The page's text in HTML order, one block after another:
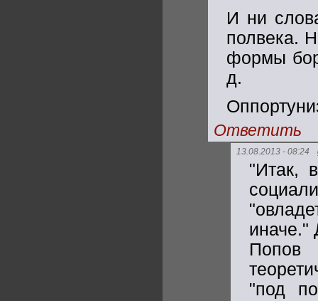
И ни
полвека.
формы
д.
Ответить
13.08.2013 - 08:24
"Итак,
иначе."
Попов
"под